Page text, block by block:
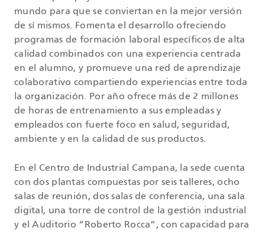
mundo para que se conviertan en la mejor versión
de sí mismos. Fomenta el desarrollo ofreciendo
programas de formación laboral específicos de alta
calidad combinados con una experiencia centrada
en el alumno, y promueve una red de aprendizaje
colaborativo compartiendo experiencias entre toda
la organización. Por año ofrece más de 2 millones
de horas de entrenamiento a sus empleadas y
empleados con fuerte foco en salud, seguridad,
ambiente y en la calidad de sus productos.
En el Centro de Industrial Campana, la sede cuenta
con dos plantas compuestas por seis talleres, ocho
salas de reunión, dos salas de conferencia, una sala
digital, una torre de control de la gestión industrial
y el Auditorio “Roberto Rocca”, con capacidad para